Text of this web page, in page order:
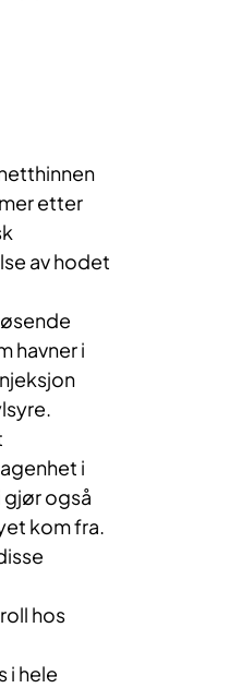
etter
av hodet
havner i
i
gjør også
kom fra.
hos
i hele